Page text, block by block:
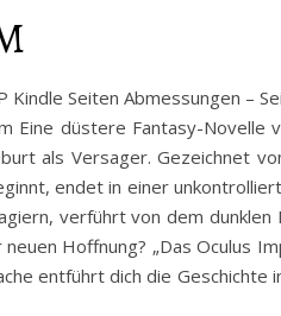
Seiten Abmessungen –
düstere Fantasy-Novelle
als Versager. Gezeichnet
endet in einer
verführt von dem dunklen
Hoffnung? „Das Oculus
entführt dich die Geschichte